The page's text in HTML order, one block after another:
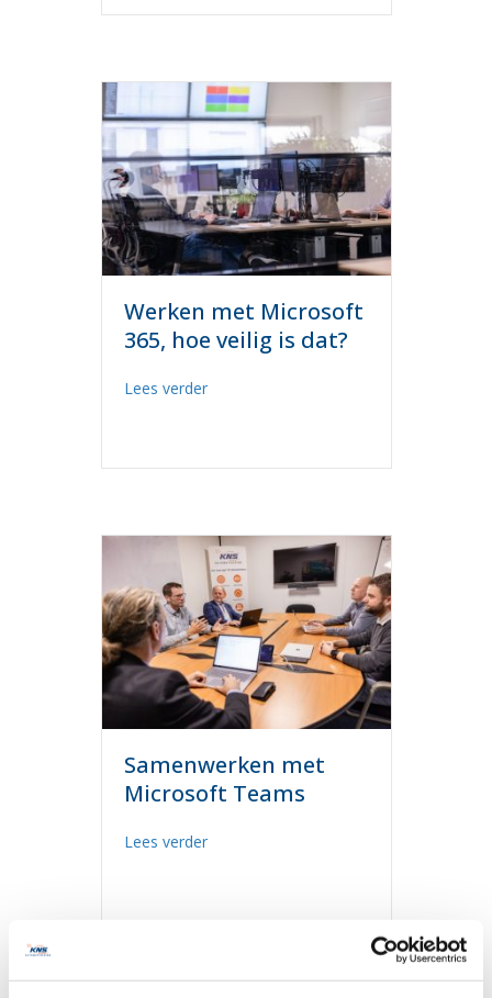
Werken met Microsoft
365, hoe veilig is dat?
Lees verderabout Werken met Microsoft 365, hoe
Samenwerken met
Microsoft Teams
Lees verderabout Samenwerken met Microsoft